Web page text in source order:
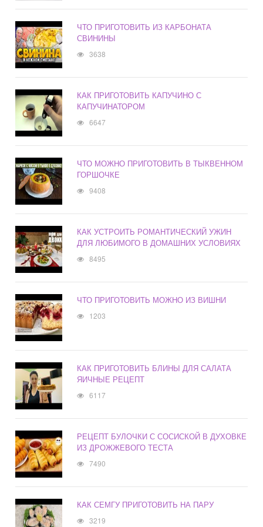
ЧТО ПРИГОТОВИТЬ ИЗ КАРБОНАТА
СВИНИНЫ
3638
КАК ПРИГОТОВИТЬ КАПУЧИНО С
КАПУЧИНАТОРОМ
6647
ЧТО МОЖНО ПРИГОТОВИТЬ В ТЫКВЕННОМ
ГОРШОЧКЕ
9408
КАК УСТРОИТЬ РОМАНТИЧЕСКИЙ УЖИН
ДЛЯ ЛЮБИМОГО В ДОМАШНИХ УСЛОВИЯХ
8495
ЧТО ПРИГОТОВИТЬ МОЖНО ИЗ ВИШНИ
1203
КАК ПРИГОТОВИТЬ БЛИНЫ ДЛЯ САЛАТА
ЯИЧНЫЕ РЕЦЕПТ
6117
РЕЦЕПТ БУЛОЧКИ С СОСИСКОЙ В ДУХОВКЕ
ИЗ ДРОЖЖЕВОГО ТЕСТА
7490
КАК СЕМГУ ПРИГОТОВИТЬ НА ПАРУ
3219